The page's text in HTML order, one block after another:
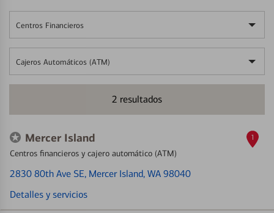
Centros Financieros
Cajeros Automáticos (ATM)
2 resultados
Mercer Island
Centros financieros y cajero automático (ATM)
2830 80th Ave SE, Mercer Island, WA 98040
Detalles y servicios
1